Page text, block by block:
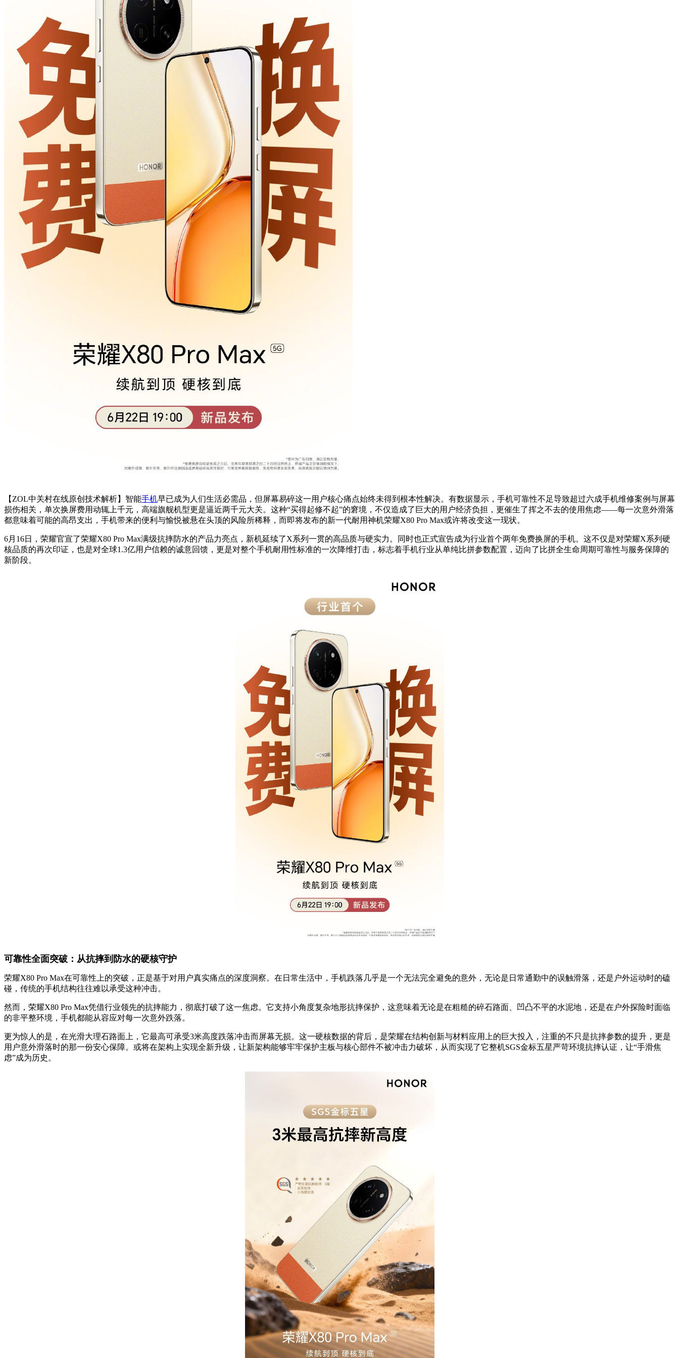
【ZOL中关村在线原创技术解析】智能手机早已成为人们生活必需品，但屏幕易碎这一用户核心痛点始终未得到根本性解决。有数据显示，手机可靠性不足导致超过六成手机维修案例与屏幕
损伤相关，单次换屏费用动辄上千元，高端旗舰机型更是逼近两千元大关。这种“买得起修不起”的窘境，不仅造成了巨大的用户经济负担，更催生了挥之不去的使用焦虑——每一次意外滑落
都意味着可能的高昂支出，手机带来的便利与愉悦被悬在头顶的风险所稀释，而即将发布的新一代耐用神机荣耀X80 Pro Max或许将改变这一现状。
6月16日，荣耀官宣了荣耀X80 Pro Max满级抗摔防水的产品力亮点，新机延续了X系列一贯的高品质与硬实力。同时也正式宣告成为行业首个两年免费换屏的手机。这不仅是对荣耀X系列硬
核品质的再次印证，也是对全球1.3亿用户信赖的诚意回馈，更是对整个手机耐用性标准的一次降维打击，标志着手机行业从单纯比拼参数配置，迈向了比拼全生命周期可靠性与服务保障的
新阶段。
可靠性全面突破：从抗摔到防水的硬核守护
荣耀X80 Pro Max在可靠性上的突破，正是基于对用户真实痛点的深度洞察。在日常生活中，手机跌落几乎是一个无法完全避免的意外，无论是日常通勤中的误触滑落，还是户外运动时的磕
碰，传统的手机结构往往难以承受这种冲击。
然而，荣耀X80 Pro Max凭借行业领先的抗摔能力，彻底打破了这一焦虑。它支持小角度复杂地形抗摔保护，这意味着无论是在粗糙的碎石路面、凹凸不平的水泥地，还是在户外探险时面临
的非平整环境，手机都能从容应对每一次意外跌落。
更为惊人的是，在光滑大理石路面上，它最高可承受3米高度跌落冲击而屏幕无损。这一硬核数据的背后，是荣耀在结构创新与材料应用上的巨大投入，注重的不只是抗摔参数的提升，更是
用户意外滑落时的那一份安心保障。或将在架构上实现全新升级，让新架构能够牢牢保护主板与核心部件不被冲击力破坏，从而实现了它整机SGS金标五星严苛环境抗摔认证，让“手滑焦
虑”成为历史。